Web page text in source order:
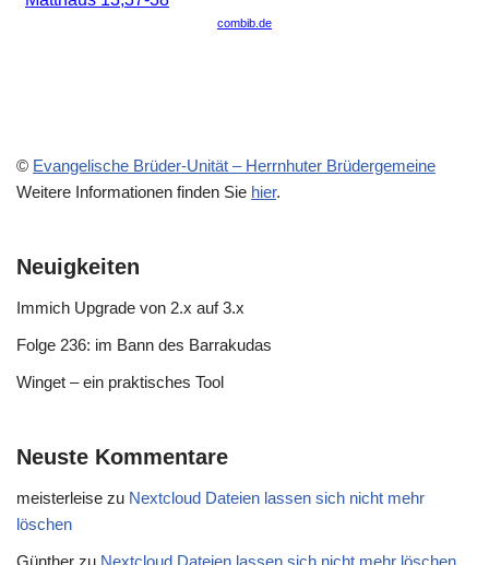
© Evangelische Brüder-Unität – Herrnhuter Brüdergemeine
Weitere Informationen finden Sie hier.
Neuigkeiten
Immich Upgrade von 2.x auf 3.x
Folge 236: im Bann des Barrakudas
Winget – ein praktisches Tool
Neuste Kommentare
meisterleise zu Nextcloud Dateien lassen sich nicht mehr
löschen
Günther zu Nextcloud Dateien lassen sich nicht mehr löschen